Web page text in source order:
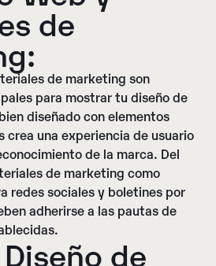
de
de marketing son
para mostrar tu diseño de
diseñado con elementos
crea una experiencia de usuario
de la marca. Del
de marketing como
redes sociales y boletines por
adherirse a las pautas de
de